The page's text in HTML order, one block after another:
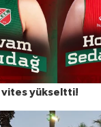
vites yükseltti!